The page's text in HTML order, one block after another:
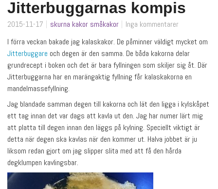
Jitterbuggarnas kompis
2015-11-17 skurna kakor småkakor
Inga kommentarer
I förra veckan bakade jag kalaskakor. De påminner väldigt mycket om
Jitterbuggare och degen är den samma. De båda kakorna delar
grundrecept i boken och det är bara fyllningen som skiljer sig åt. Där
Jitterbuggarna har en marängaktig fyllning får kalaskakorna en
mandelmassefyllning.
Jag blandade samman degen till kakorna och lät den ligga i kylskåpet
ett tag innan det var dags att kavla ut den. Jag har numer lärt mig
att platta till degen innan den läggs på kylning. Speciellt viktigt är
detta när degen ska kavlas när den kommer ut. Halva jobbet är ju
liksom redan gjort om jag slipper slita med att få den hårda
degklumpen kavlingsbar.